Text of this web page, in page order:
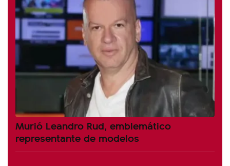
Murió Leandro Rud, emblemático
representante de modelos